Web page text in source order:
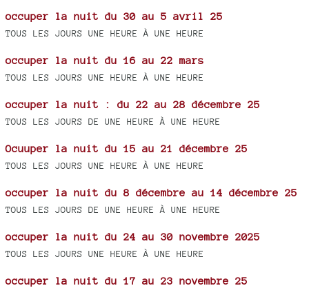
occuper la nuit du 30 au 5 avril 25
TOUS LES JOURS UNE HEURE À UNE HEURE
occuper la nuit du 16 au 22 mars
TOUS LES JOURS UNE HEURE À UNE HEURE
occuper la nuit : du 22 au 28 décembre 25
TOUS LES JOURS DE UNE HEURE À UNE HEURE
Ocuuper la nuit du 15 au 21 décembre 25
TOUS LES JOURS UNE HEURE À UNE HEURE
occuper la nuit du 8 décembre au 14 décembre 25
TOUS LES JOURS DE UNE HEURE À UNE HEURE
occuper la nuit du 24 au 30 novembre 2025
TOUS LES JOURS UNE HEURE À UNE HEURE
occuper la nuit du 17 au 23 novembre 25